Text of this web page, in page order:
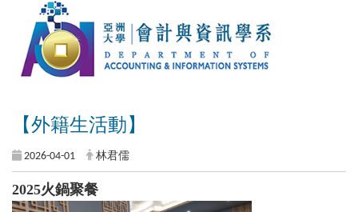
【外籍生活動】
2026-04-01 林君儒
2025火鍋聚餐